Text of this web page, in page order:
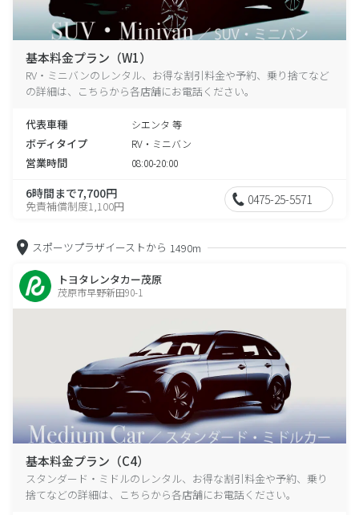
基本料金プラン（W1）
RV・ミニバンのレンタル、お得な割引料金や予約、乗り捨てなど
の詳細は、こちらから各店舗にお電話ください。
代表車種 シエンタ 等
ボディタイプ RV・ミニバン
営業時間 08:00-20:00
6時間まで7,700円
免責補償制度1,100円 0475-25-5571
スポーツプラザイーストから 1490m
トヨタレンタカー茂原
茂原市早野新田90-1
基本料金プラン（C4）
スタンダード・ミドルのレンタル、お得な割引料金や予約、乗り
捨てなどの詳細は、こちらから各店舗にお電話ください。